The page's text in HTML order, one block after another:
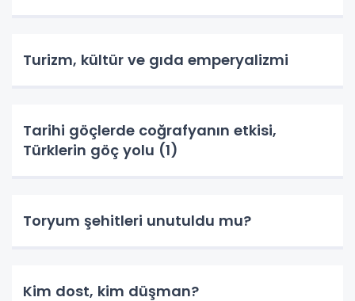
Turizm, kültür ve gıda emperyalizmi
Tarihi göçlerde coğrafyanın etkisi,
Türklerin göç yolu (1)
Toryum şehitleri unutuldu mu?
Kim dost, kim düşman?